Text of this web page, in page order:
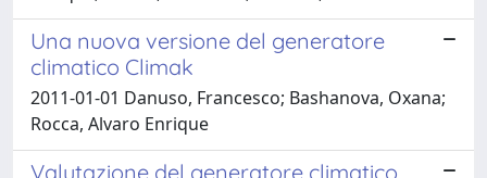
Una nuova versione del generatore
climatico Climak
2011-01-01 Danuso, Francesco; Bashanova, Oxana;
Rocca, Alvaro Enrique
Valutazione del generatore climatico